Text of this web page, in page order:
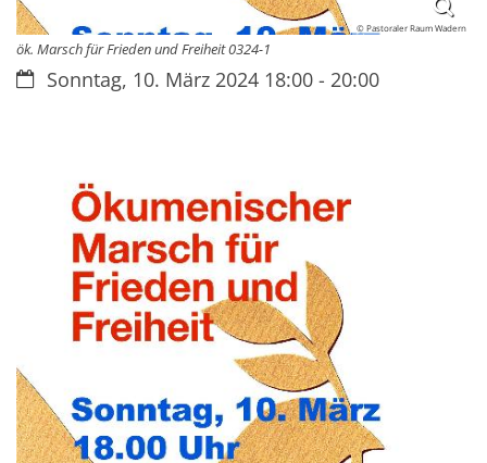
© Pastoraler Raum Wadern
ök. Marsch für Frieden und Freiheit 0324-1
Datum:Sonntag, 10. März 2024 18:00 - 20:00